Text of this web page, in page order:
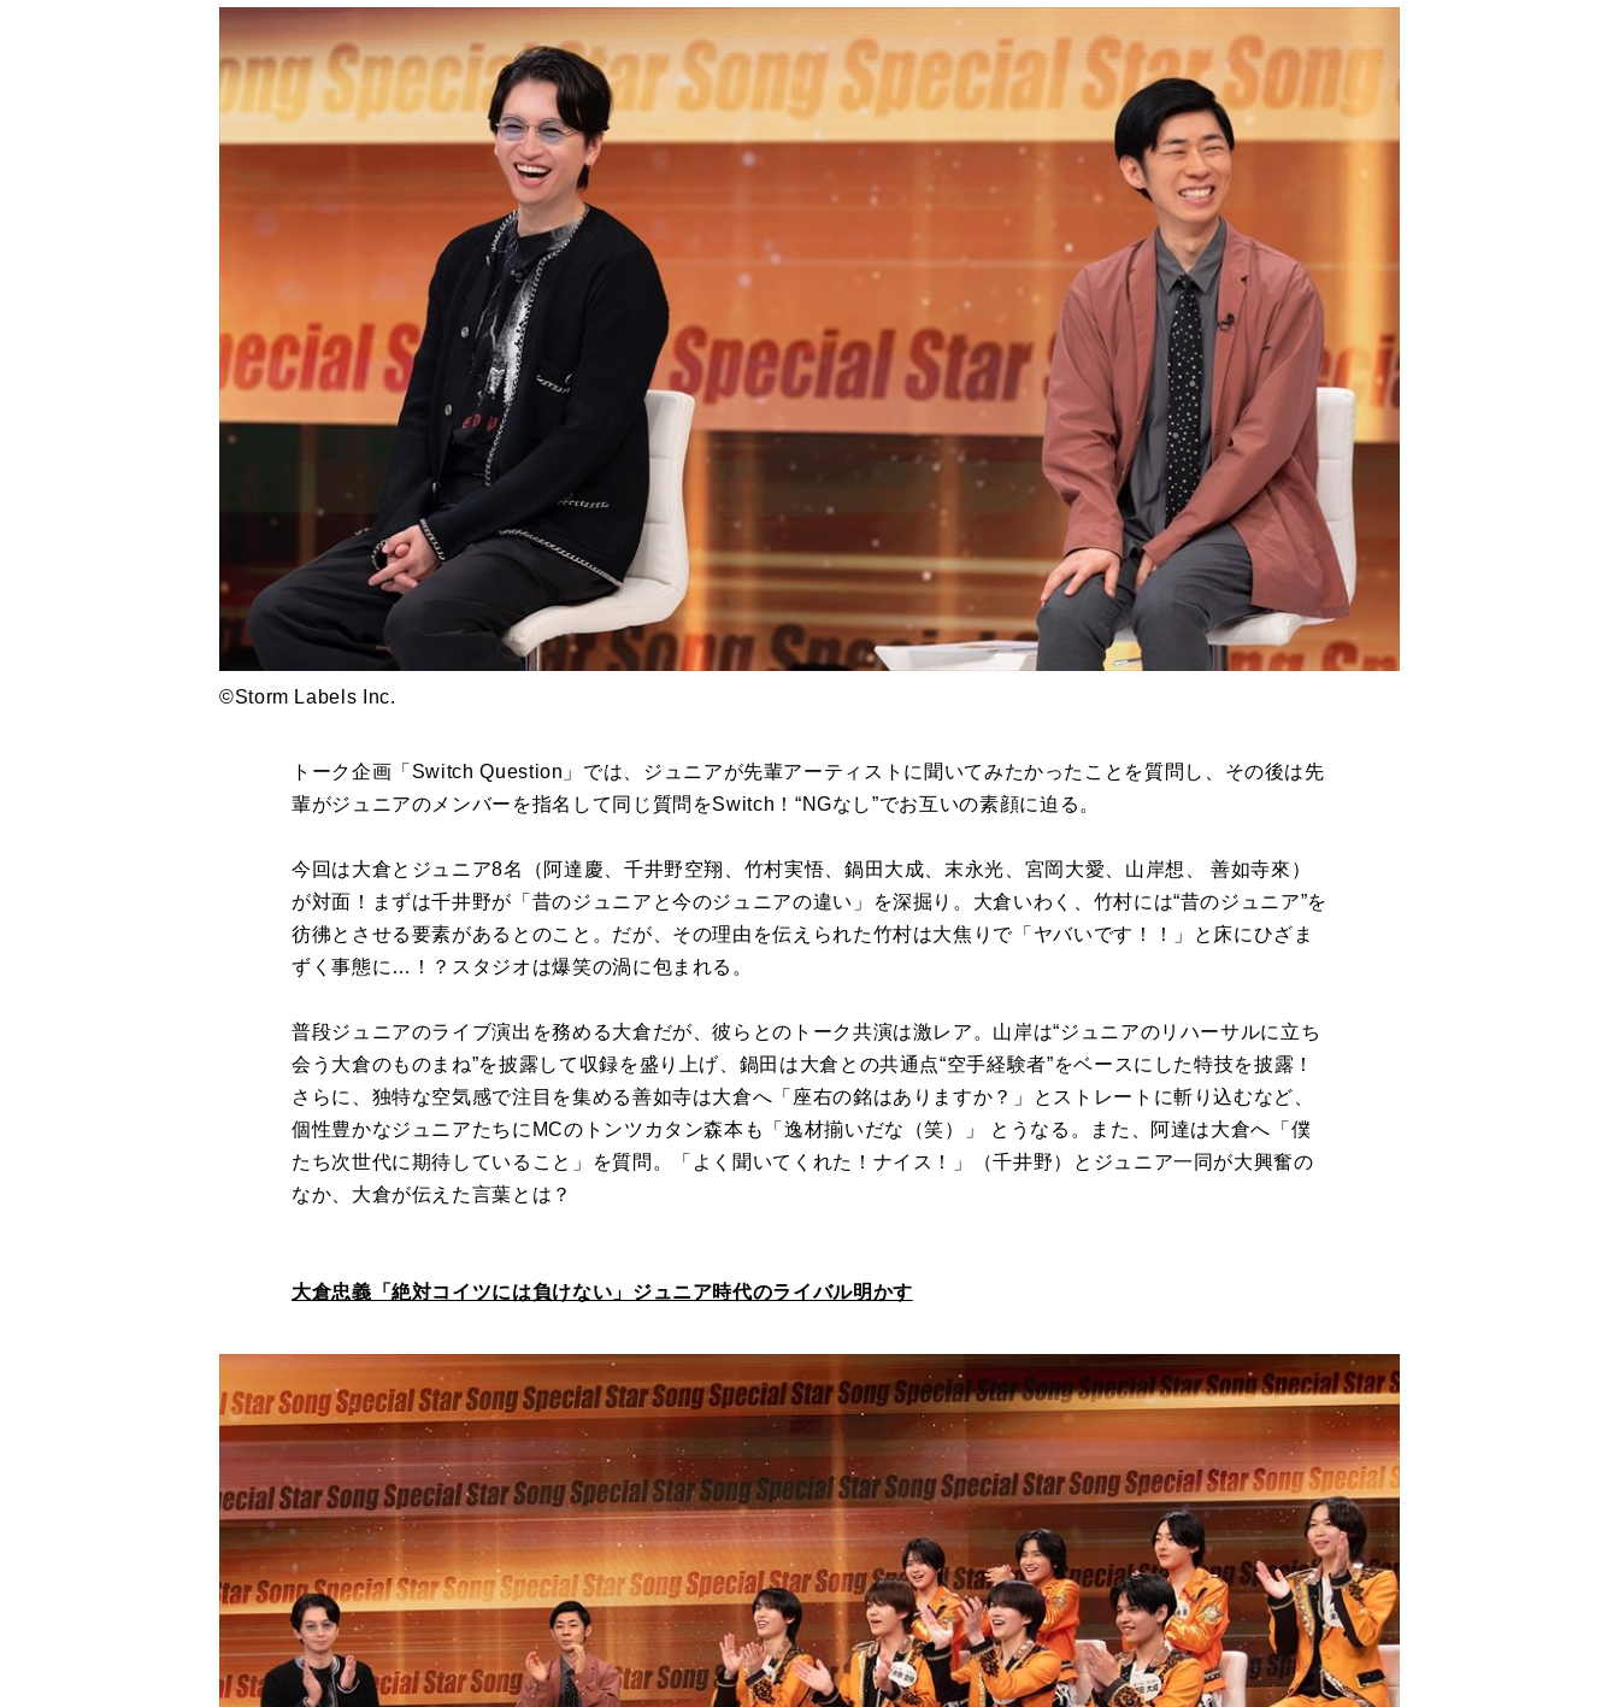
©Storm Labels Inc.
トーク企画「Switch Question」では、ジュニアが先輩アーティストに聞いてみたかったことを質問し、その後は先
輩がジュニアのメンバーを指名して同じ質問をSwitch！“NGなし”でお互いの素顔に迫る。
今回は大倉とジュニア8名（阿達慶、千井野空翔、竹村実悟、鍋田大成、末永光、宮岡大愛、山岸想、 善如寺來）
が対面！まずは千井野が「昔のジュニアと今のジュニアの違い」を深掘り。大倉いわく、竹村には“昔のジュニア”を
彷彿とさせる要素があるとのこと。だが、その理由を伝えられた竹村は大焦りで「ヤバいです！！」と床にひざま
ずく事態に…！？スタジオは爆笑の渦に包まれる。
普段ジュニアのライブ演出を務める大倉だが、彼らとのトーク共演は激レア。山岸は“ジュニアのリハーサルに立ち
会う大倉のものまね”を披露して収録を盛り上げ、鍋田は大倉との共通点“空手経験者”をベースにした特技を披露！
さらに、独特な空気感で注目を集める善如寺は大倉へ「座右の銘はありますか？」とストレートに斬り込むなど、
個性豊かなジュニアたちにMCのトンツカタン森本も「逸材揃いだな（笑）」 とうなる。また、阿達は大倉へ「僕
たち次世代に期待していること」を質問。「よく聞いてくれた！ナイス！」（千井野）とジュニア一同が大興奮の
なか、大倉が伝えた言葉とは？
大倉忠義「絶対コイツには負けない」ジュニア時代のライバル明かす